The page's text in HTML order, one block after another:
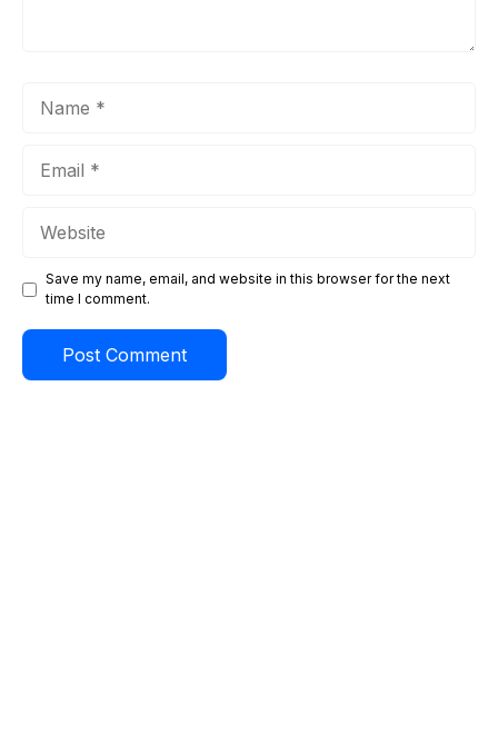
Save my name, email, and website in this browser for the next
time I comment.